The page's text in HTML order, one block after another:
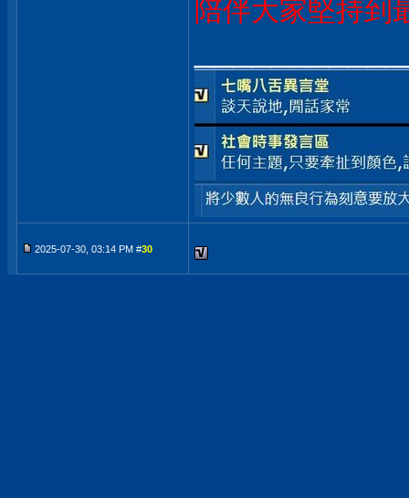
陪伴大家堅持到
2025-07-30, 03:14 PM #30